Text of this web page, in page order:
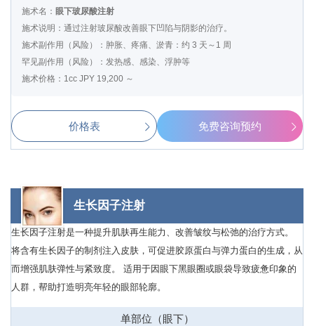
施术名： 眼下玻尿酸注射
施术说明：通过注射玻尿酸改善眼下凹陷与阴影的治疗。
施术副作用（风险）：肿胀、疼痛、淤青：约 3 天～1 周
罕见副作用（风险）：发热感、感染、浮肿等
施术价格：1cc JPY 19,200 ～
价格表 免费咨询预约
生长因子注射
生长因子注射是一种提升肌肤再生能力、改善皱纹与松弛的治疗方式。
将含有生长因子的制剂注入皮肤，可促进胶原蛋白与弹力蛋白的生成，从
而增强肌肤弹性与紧致度。 适用于因眼下黑眼圈或眼袋导致疲惫印象的
人群，帮助打造明亮年轻的眼部轮廓。
单部位（眼下）